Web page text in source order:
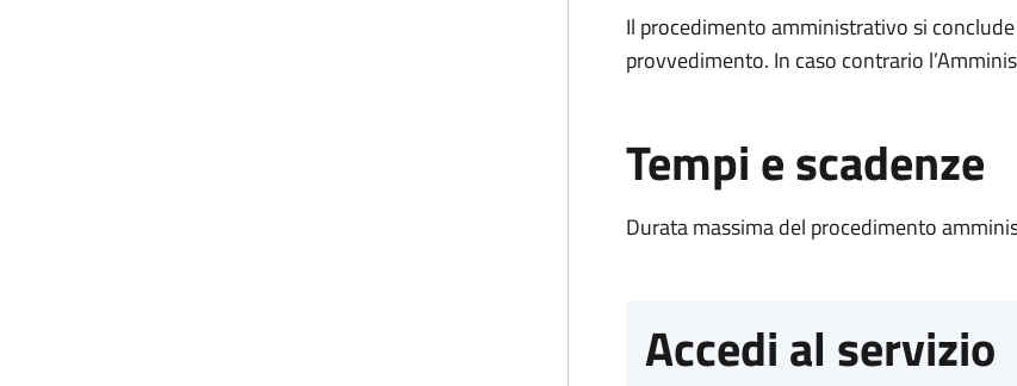
Il procedimento amministrativo si
provvedimento. In caso contrario
Tempi e scadenze
Durata massima del procedimento
Accedi al servizio